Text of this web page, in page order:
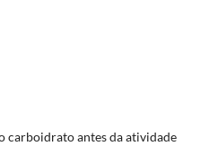
carboidrato antes da atividade